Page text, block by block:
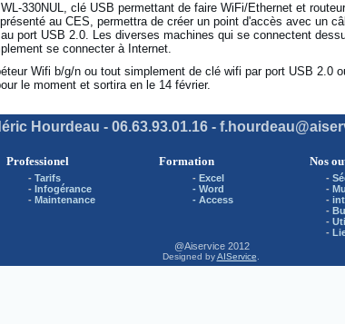
330NUL, clé USB permettant de faire WiFi/Ethernet et
au CES, permettra de créer un point d'accès avec un
port USB 2.0. Les diverses machines qui se connectent
se connecter à Internet.
Wifi b/g/n ou tout simplement de clé wifi par port USB 2.0
le moment et sortira en le 14 février.
Hourdeau - 06.63.93.01.16 -
Professionel Formation Nos
- Tarifs
- Infogérance
- Maintenance
- Excel
- Word
- Access
-
-
-
-
-
-
@Aiservice 2012
Designed byAIService